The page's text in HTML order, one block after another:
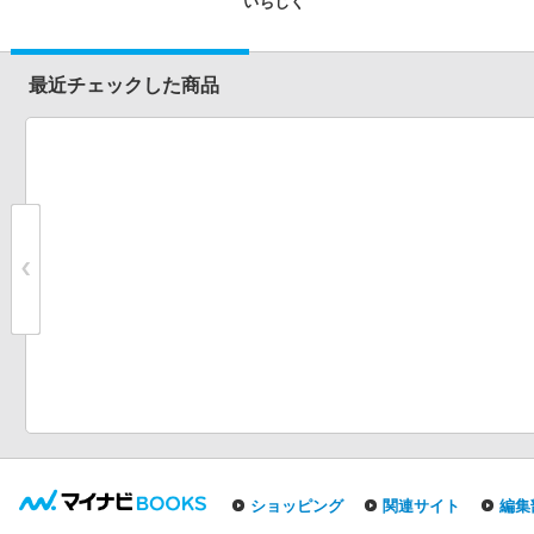
最近チェックした商品
ショッピング 関連サイト 編集